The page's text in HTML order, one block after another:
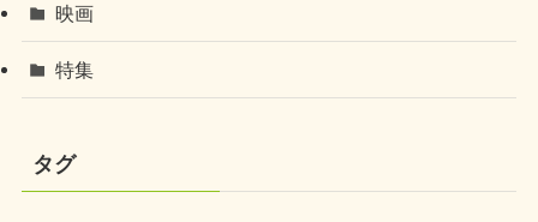
映画
特集
タグ